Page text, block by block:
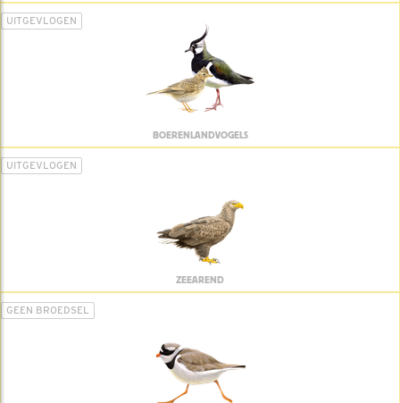
UITGEVLOGEN
BOERENLANDVOGELS
UITGEVLOGEN
ZEEAREND
GEEN BROEDSEL